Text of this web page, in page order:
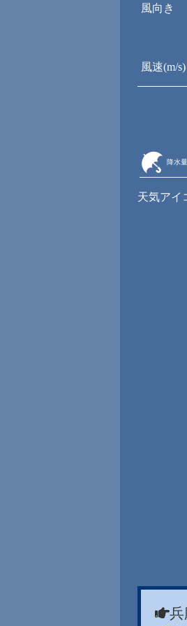
風向き
風速(m/s)
降水量
天気アイ